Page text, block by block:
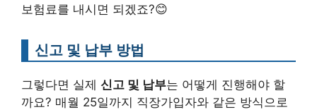
보험료를 내시면 되겠죠?😊
신고 및 납부 방법
그렇다면 실제 신고 및 납부는 어떻게 진행해야 할
까요? 매월 25일까지 직장가입자와 같은 방식으로